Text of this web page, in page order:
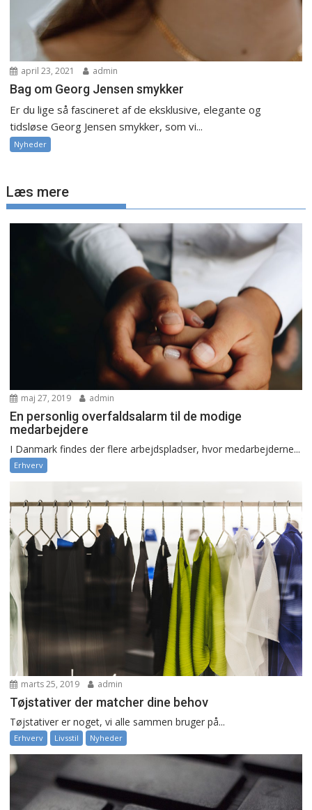
april 23, 2021 admin
Bag om Georg Jensen smykker
Er du lige så fascineret af de eksklusive, elegante og
tidsløse Georg Jensen smykker, som vi...
Nyheder
Læs mere
maj 27, 2019 admin
En personlig overfaldsalarm til de modige
medarbejdere
I Danmark findes der flere arbejdspladser, hvor medarbejderne...
Erhverv
marts 25, 2019 admin
Tøjstativer der matcher dine behov
Tøjstativer er noget, vi alle sammen bruger på...
Erhverv Livsstil Nyheder